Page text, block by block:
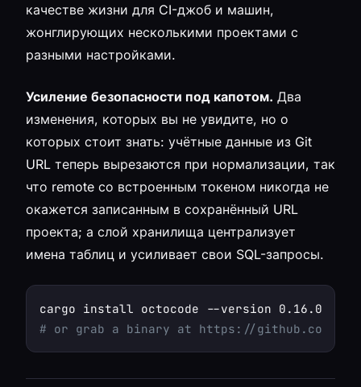
качестве жизни для CI-джоб и машин,
жонглирующих несколькими проектами с
разными настройками.
Усиление безопасности под капотом. Два
изменения, которых вы не увидите, но о
которых стоит знать: учётные данные из Git
URL теперь вырезаются при нормализации, так
что remote со встроенным токеном никогда не
окажется записанным в сохранённый URL
проекта; а слой хранилища централизует
имена таблиц и усиливает свои SQL-запросы.
# or grab a binary at https://github.com/